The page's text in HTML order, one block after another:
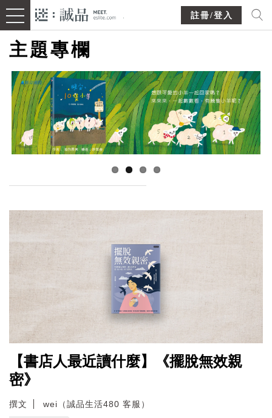
註冊/登入
主題專欄
【書店人最近讀什麼】《擺脫無效親
密》
撰文 wei（誠品生活480 客服）